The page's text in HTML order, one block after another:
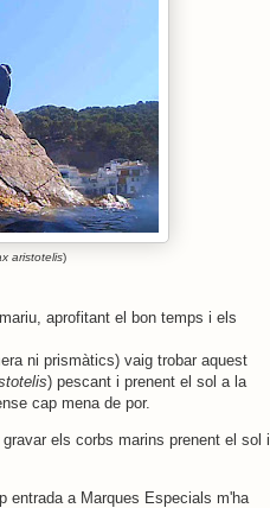
aristotelis)
aprofitant el bon temps i els
ni prismàtics) vaig trobar aquest
) pescant i prenent el sol a la
cap mena de por.
els corbs marins prenent el sol i
entrada a Marques Especials m'ha